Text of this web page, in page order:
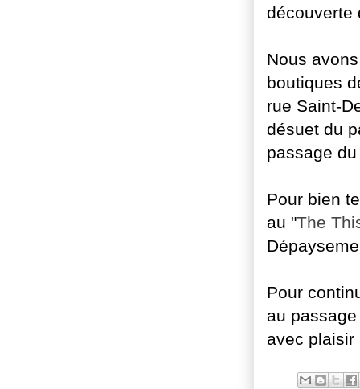
découverte
Nous
boutiques
rue Saint-
désuet du
passage
Pour bien
au "The
Pour
au
avec plaisir